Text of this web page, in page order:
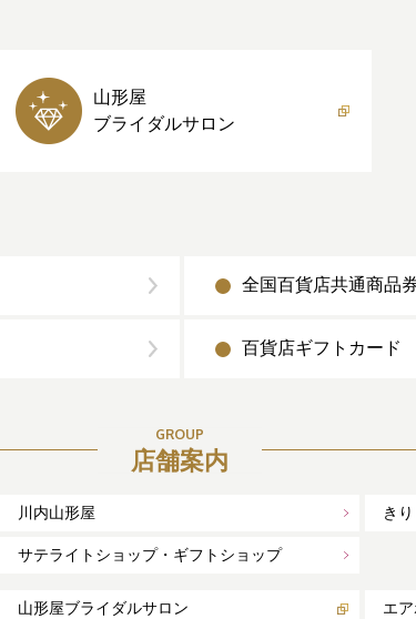
山形屋
ブライダルサロン
全国百貨店共通商品
百貨店ギフトカード
GROUP
店舗案内
川内山形屋 き
サテライトショップ・ギフトショップ
山形屋ブライダルサロン エ